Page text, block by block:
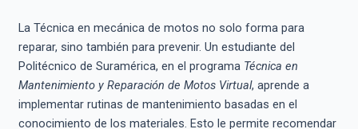
La Técnica en mecánica de motos no solo forma para
reparar, sino también para prevenir. Un estudiante del
Politécnico de Suramérica, en el programa Técnica en
Mantenimiento y Reparación de Motos Virtual, aprende a
implementar rutinas de mantenimiento basadas en el
conocimiento de los materiales. Esto le permite recomendar